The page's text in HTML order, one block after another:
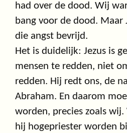
had over de dood. Wij
bang voor de dood. Maar
die angst bevrijd.
Het is duidelijk: Jezus is
mensen te redden, niet
redden. Hij redt ons, de
Abraham. En daarom
worden, precies zoals
hij hogepriester worden